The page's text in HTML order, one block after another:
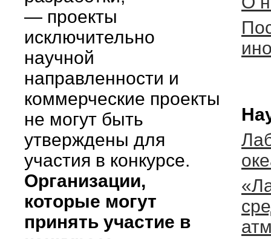
— проекты
исключительно
научной
направленности и
коммерческие проекты
не могут быть
утверждены для
участия в конкурсе.
Организации,
которые могут
принять участие в